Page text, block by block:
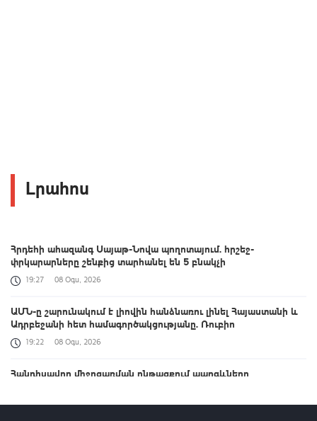
Լրահոս
Հրդեհի ահազանգ Սայաթ-Նովա պողոտայում. հրշեջ-
փրկարարները շենքից տարհանել են 5 բնակչի
19:27 08 Օգս, 2026
ԱՄՆ-ը շարունակում է լիովին հանձնառու լինել Հայաստանի և
Ադրբեջանի հետ համագործակցությանը. Ռուբիո
19:22 08 Օգս, 2026
Հանդիսավոր միջոցառման ընթացքում պարգևները